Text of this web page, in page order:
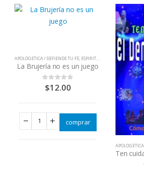
APOLOGETICA / DEFIENDE TU FE, ESPIRITUALIDAD ,LIBROS QUE
La Brujería no es un juego
out of 5
$12.00
comprar